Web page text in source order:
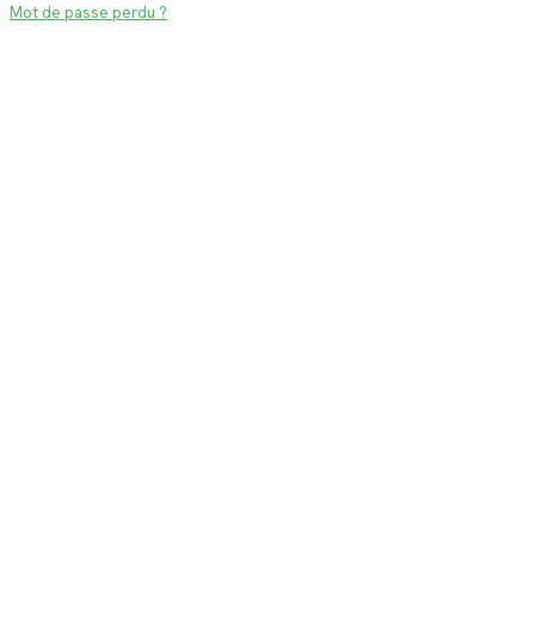
Mot de passe perdu ?